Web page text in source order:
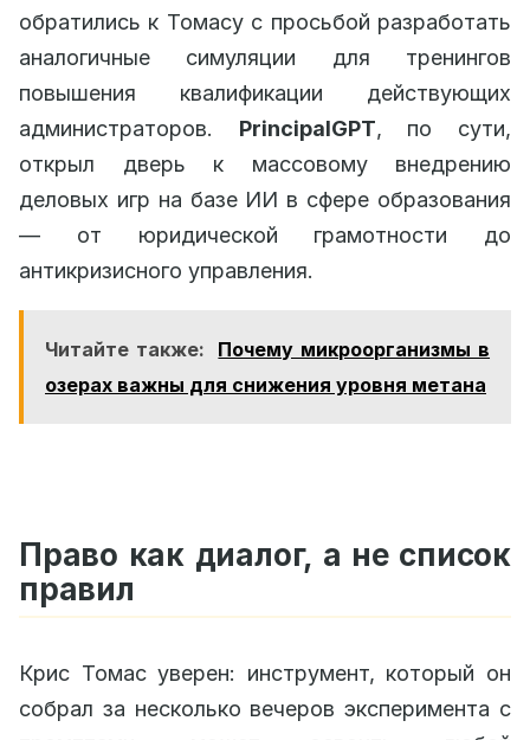
обратились к Томасу с просьбой разработать
аналогичные симуляции для тренингов
повышения квалификации действующих
администраторов. PrincipalGPT, по сути,
открыл дверь к массовому внедрению
деловых игр на базе ИИ в сфере образования
— от юридической грамотности до
антикризисного управления.
Читайте также:
Почему микроорганизмы в
озерах важны для снижения уровня метана
Право как диалог, а не список
правил
Крис Томас уверен: инструмент, который он
собрал за несколько вечеров эксперимента с